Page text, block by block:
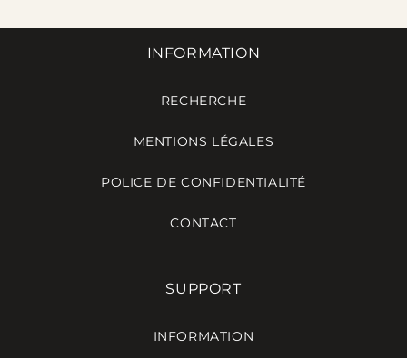
INFORMATION
RECHERCHE
MENTIONS LÉGALES
POLICE DE CONFIDENTIALITÉ
CONTACT
SUPPORT
INFORMATION